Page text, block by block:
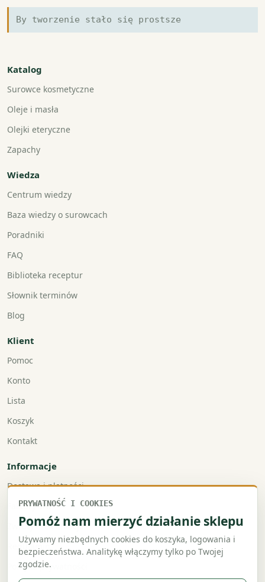
By tworzenie stało się prostsze
Katalog
Surowce kosmetyczne
Oleje i masła
Olejki eteryczne
Zapachy
Wiedza
Centrum wiedzy
Baza wiedzy o surowcach
Poradniki
FAQ
Biblioteka receptur
Słownik terminów
Blog
Klient
Pomoc
Konto
Lista
Koszyk
Kontakt
Informacje
Dostawa i płatności
Faktury VAT
Zwroty i reklamacje
Regulamin
Polityka prywatności
PRYWATNOŚĆ I COOKIES
Pomóż nam mierzyć działanie sklepu
Używamy niezbędnych cookies do koszyka, logowania i
bezpieczeństwa. Analitykę włączymy tylko po Twojej
zgodzie.